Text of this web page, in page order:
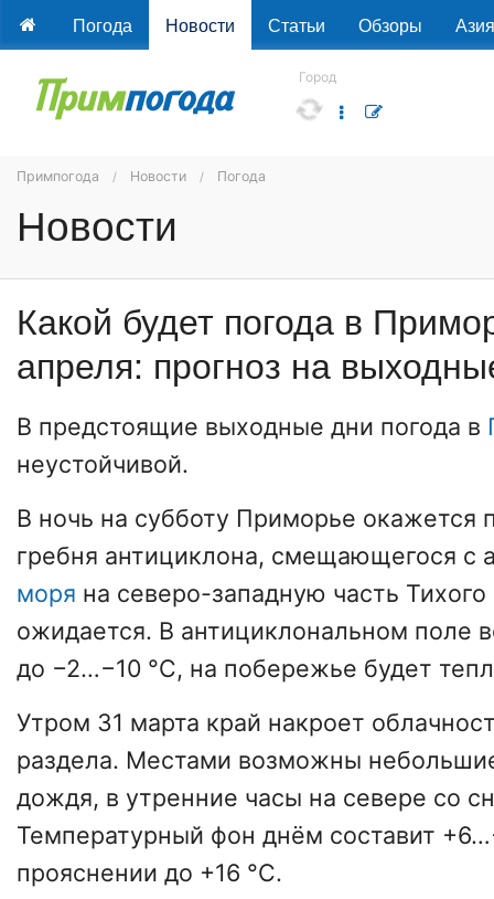
Погода Новости Статьи Обзоры Азия
Город
Примпогода Новости Погода
Новости
Какой будет погода в
апреля: прогноз на
В предстоящие выходные дни погода в
неустойчивой.
В ночь на субботу Приморье окажется
гребня антициклона, смещающегося с
моря на северо-западную часть
ожидается. В антициклональном поле
до −2…−10 °C, на побережье будет
Утром 31 марта край накроет
раздела. Местами возможны
дождя, в утренние часы на севере со
Температурный фон днём составит
прояснении до +16 °C.